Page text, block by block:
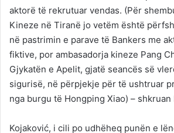
aktorë të rekrutuar vendas. (Për
Kineze në Tiranë jo vetëm është
në pastrimin e parave të Bankers me
fiktive, por ambasadorja kineze Pang
Gjykatën e Apelit, gjatë seancës së
sigurisë, në përpjekje për të ushtruar
nga burgu të Hongping Xiao) – shkruan
Kojaković, i cili po udhëheq punën e